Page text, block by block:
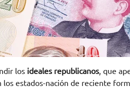
los ideales republicanos, que
estados-nación de reciente